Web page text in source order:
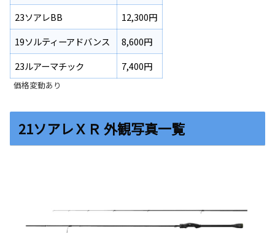
23ソアレBB
12,300円
19ソルティーアドバンス
8,600円
23ルアーマチック
7,400円
価格変動あり
21ソアレＸＲ 外観写真一覧